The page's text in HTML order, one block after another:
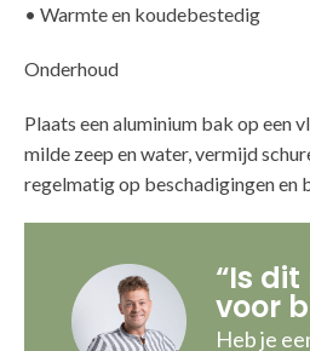
• Warmte en koudebestedig
Onderhoud
Plaats een aluminium bak op een
milde zeep en water, vermijd
regelmatig op beschadigingen en
“Is
voor
Heb je